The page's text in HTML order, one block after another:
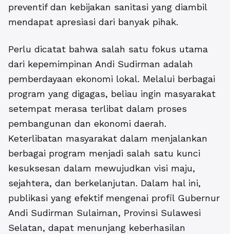
preventif dan kebijakan sanitasi yang diambil
mendapat apresiasi dari banyak pihak.
Perlu dicatat bahwa salah satu fokus utama
dari kepemimpinan Andi Sudirman adalah
pemberdayaan ekonomi lokal. Melalui berbagai
program yang digagas, beliau ingin masyarakat
setempat merasa terlibat dalam proses
pembangunan dan ekonomi daerah.
Keterlibatan masyarakat dalam menjalankan
berbagai program menjadi salah satu kunci
kesuksesan dalam mewujudkan visi maju,
sejahtera, dan berkelanjutan. Dalam hal ini,
publikasi yang efektif mengenai profil Gubernur
Andi Sudirman Sulaiman, Provinsi Sulawesi
Selatan, dapat menunjang keberhasilan